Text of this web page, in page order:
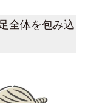
全体を包み込